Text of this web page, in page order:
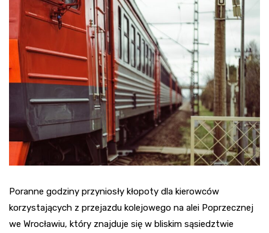
Poranne godziny przyniosły kłopoty dla kierowców
korzystających z przejazdu kolejowego na alei Poprzecznej
we Wrocławiu, który znajduje się w bliskim sąsiedztwie